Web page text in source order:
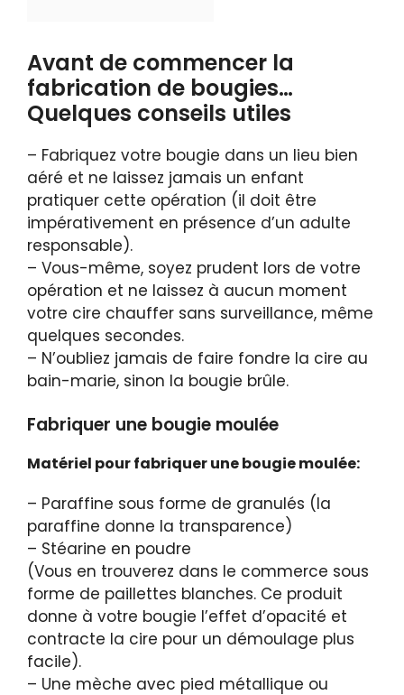
Avant de commencer la
fabrication de bougies…
Quelques conseils utiles
– Fabriquez votre bougie dans un lieu bien
aéré et ne laissez jamais un enfant
pratiquer cette opération (il doit être
impérativement en présence d’un adulte
responsable).
– Vous-même, soyez prudent lors de votre
opération et ne laissez à aucun moment
votre cire chauffer sans surveillance, même
quelques secondes.
– N’oubliez jamais de faire fondre la cire au
bain-marie, sinon la bougie brûle.
Fabriquer une bougie moulée
Matériel pour fabriquer une bougie moulée:
– Paraffine sous forme de granulés (la
paraffine donne la transparence)
– Stéarine en poudre
(Vous en trouverez dans le commerce sous
forme de paillettes blanches. Ce produit
donne à votre bougie l’effet d’opacité et
contracte la cire pour un démoulage plus
facile).
– Une mèche avec pied métallique ou